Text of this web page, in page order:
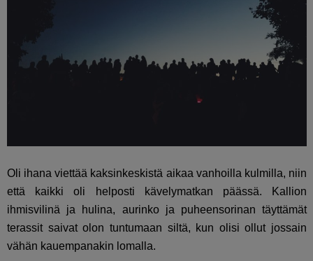
Oli ihana viettää kaksinkeskistä aikaa vanhoilla kulmilla, niin
että kaikki oli helposti kävelymatkan päässä. Kallion
ihmisvilinä ja hulina, aurinko ja puheensorinan täyttämät
terassit saivat olon tuntumaan siltä, kun olisi ollut jossain
vähän kauempanakin lomalla.